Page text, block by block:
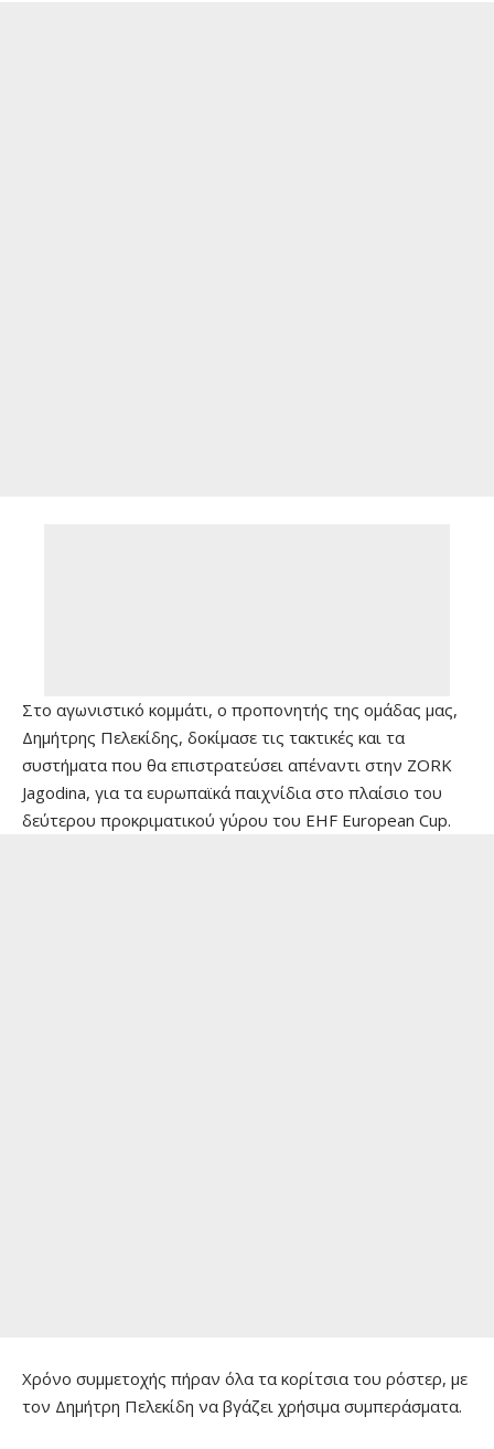
Στο αγωνιστικό κομμάτι, ο προπονητής της ομάδας μας,
Δημήτρης Πελεκίδης, δοκίμασε τις τακτικές και τα
συστήματα που θα επιστρατεύσει απέναντι στην ZORK
Jagodina, για τα ευρωπαϊκά παιχνίδια στο πλαίσιο του
δεύτερου προκριματικού γύρου του EHF European Cup.
Χρόνο συμμετοχής πήραν όλα τα κορίτσια του ρόστερ, με
τον Δημήτρη Πελεκίδη να βγάζει χρήσιμα συμπεράσματα.